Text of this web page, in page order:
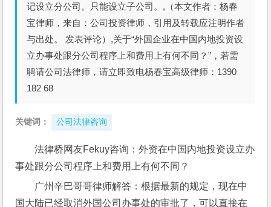
记设立分公司。只能设立子公司。,（本文作者：杨春
宝律师，来自：公司投资律师，引用及转载应注明作者
与出处。 发表评论）,关于“外国企业在中国内地投资设
立办事处跟分公司程序上和费用上有何不同？”，若需
聘请公司法律师，请立即致电杨春宝高级律师：1390
182 68
关键词： 公司法律咨询
法律桥网友Fekuy咨询：外资在中国内地投资设立办
事处跟分公司程序上和费用上有何不同？
广州辛巴哥哥律师解答：根据最新的规定，现在中
国大陆已经取消外国公司办事处的审批了，可以直接在